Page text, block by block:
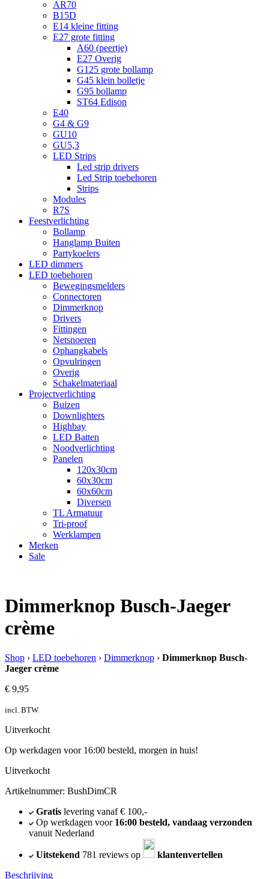
AR70
B15D
E14 kleine fitting
E27 grote fitting
A60 (peertje)
E27 Overig
G125 grote bollamp
G45 klein bolletje
G95 bollamp
ST64 Edison
E40
G4 & G9
GU10
GU5,3
LED Strips
Led strip drivers
Led Strip toebehoren
Strips
Modules
R7S
Feestverlichting
Bollamp
Hanglamp Buiten
Partykoelers
LED dimmers
LED toebehoren
Bewegingsmelders
Connectoren
Dimmerknop
Drivers
Fittingen
Netsnoeren
Ophangkabels
Opvulringen
Overig
Schakelmateriaal
Projectverlichting
Buizen
Downlighters
Highbay
LED Batten
Noodverlichting
Panelen
120x30cm
60x30cm
60x60cm
Diversen
TL Armatuur
Tri-proof
Werklampen
Merken
Sale
Dimmerknop Busch-Jaeger
crème
Shop › LED toebehoren › Dimmerknop › Dimmerknop Busch-
Jaeger crème
€ 9,95
incl. BTW
Uitverkocht
Op werkdagen voor 16:00 besteld, morgen in huis!
Uitverkocht
Artikelnummer: BushDimCR
Gratislevering vanaf € 100,-
Op werkdagen voor 16:00 besteld, vandaag verzonden
vanuit Nederland
Uitstekend 781 reviews op
klantenvertellen
Beschrijving